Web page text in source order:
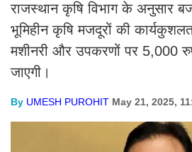
राजस्थान कृषि विभाग के अनुसार
भूमिहीन कृषि मजदूरों की
मशीनरी और उपकरणों पर 5,000
जाएगी।
By UMESH PUROHIT May 21, 2025,